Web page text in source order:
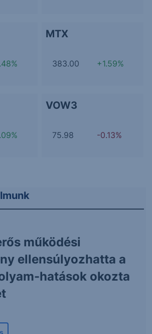
MTX
383.00 +1.59%
VOW3
75.98 -0.13%
működési
ellensúlyozhatta a
hatások okozta